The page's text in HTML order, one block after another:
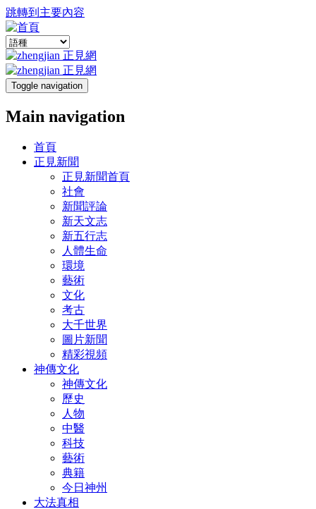
跳轉到主要內容
Toggle navigation
Main navigation
首頁
正見新聞
正見新聞首頁
社會
新聞評論
新天文志
新五行志
人體生命
環境
藝術
文化
考古
大千世界
圖片新聞
精彩視頻
神傳文化
神傳文化
歷史
人物
中醫
科技
藝術
典籍
今日神州
大法真相